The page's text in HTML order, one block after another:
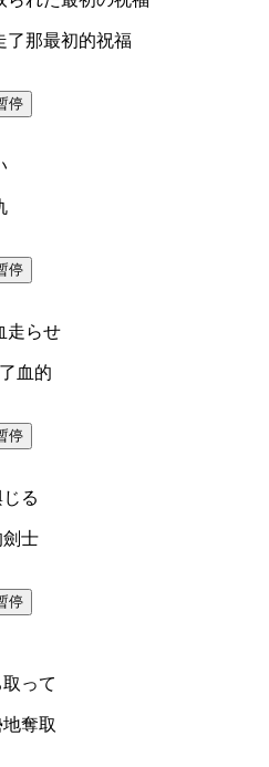
了那最初的祝福
停
停
走らせ
血的
停
る
士
停
って
奪取